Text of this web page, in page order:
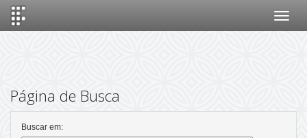
Página de Busca
Buscar em: